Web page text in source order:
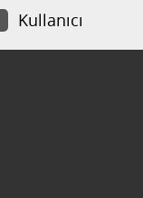
Kullanıcı